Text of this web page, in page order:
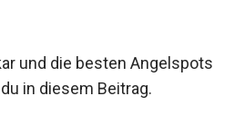
und die besten Angelspots
in diesem Beitrag.